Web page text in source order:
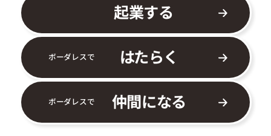
起業する
ボーダレスで はたらく
ボーダレスで 仲間になる